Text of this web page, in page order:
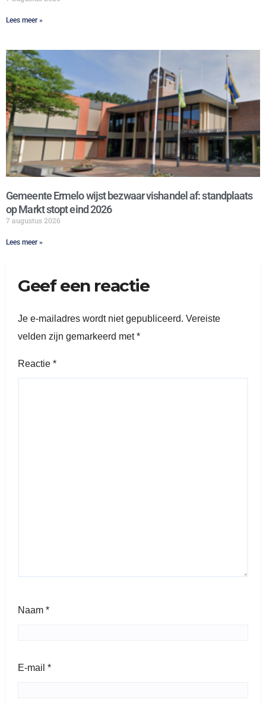
Lees meer »
Gemeente Ermelo wijst bezwaar vishandel af: standplaats
op Markt stopt eind 2026
7 augustus 2026
Lees meer »
Geef een reactie
Je e-mailadres wordt niet gepubliceerd. Vereiste
velden zijn gemarkeerd met*
Reactie *
Naam *
E-mail *